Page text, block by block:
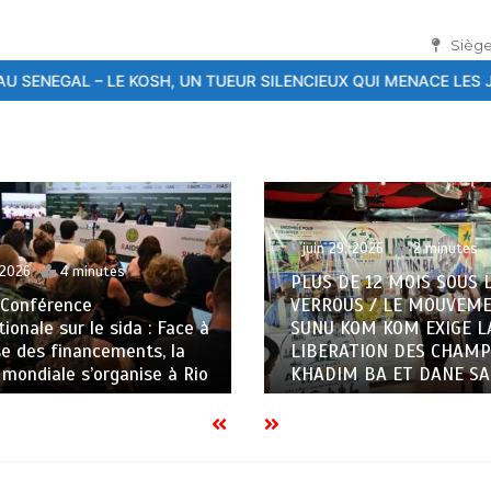
TUEUR SILENCIEUX QUI MENACE LES JEUNES 26ème
à
juin 29, 2026 2 minutes
PLUS DE 12 MOIS SOUS LES
VERROUS / LE MOUVEMENT AAR
SUNU KOM KOM EXIGE LA
LIBERATION DES CHAMPIONS
KHADIM BA ET DANE SARR
juin
EST